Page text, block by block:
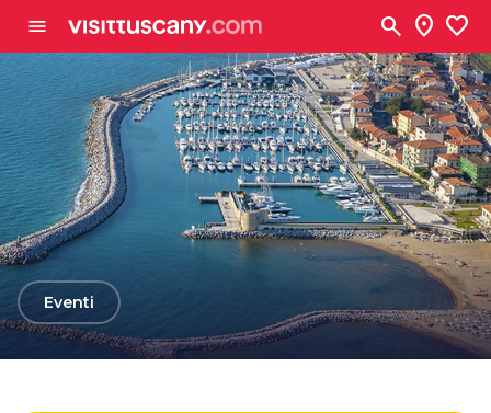
menu search location_on favorite
arrow_backEventi